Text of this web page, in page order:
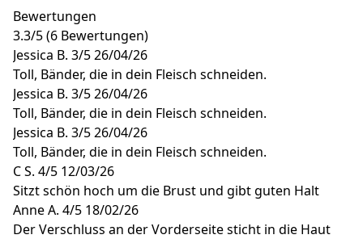
Bewertungen
3.3/5(6 Bewertungen)
Jessica B. 3/526/04/26
Toll, Bänder, die in dein Fleisch schneiden.
Jessica B. 3/526/04/26
Toll, Bänder, die in dein Fleisch schneiden.
Jessica B. 3/526/04/26
Toll, Bänder, die in dein Fleisch schneiden.
C S. 4/5 12/03/26
Sitzt schön hoch um die Brust und gibt guten Halt
Anne A. 4/5 18/02/26
Der Verschluss an der Vorderseite sticht in die Haut